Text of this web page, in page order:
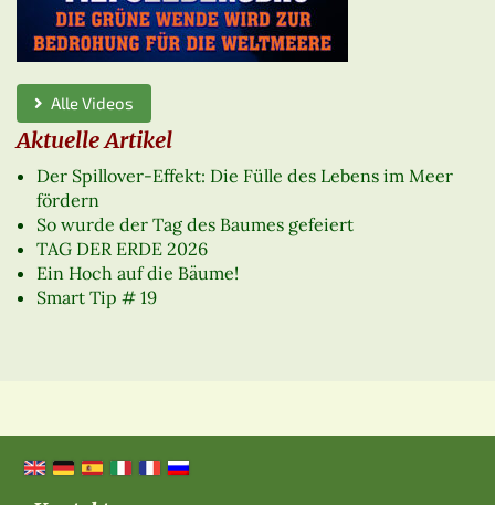
Alle Videos
Aktuelle Artikel
Der Spillover-Effekt: Die Fülle des Lebens im Meer
fördern
So wurde der Tag des Baumes gefeiert
TAG DER ERDE 2026
Ein Hoch auf die Bäume!
Smart Tip # 19